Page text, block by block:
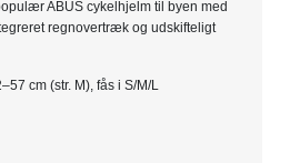
ABUS cykelhjelm til byen med
regnovertræk og udskifteligt
cm (str. M), fås i S/M/L